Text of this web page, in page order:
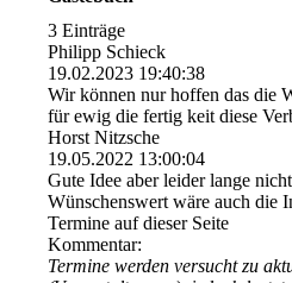
3 Einträge
Philipp Schieck
19.02.2023 19:40:38
Wir können nur hoffen das die
für ewig die fertig keit diese
Horst Nitzsche
19.05.2022 13:00:04
Gute Idee aber leider lange
Wünschenswert wäre auch die
Termine auf dieser Seite
Kommentar:
Termine werden versucht zu